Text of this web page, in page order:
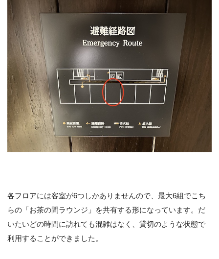
各フロアには客室が6つしかありませんので、最大6組でこち
らの「お茶の間ラウンジ」を共有する形になっています。だ
いたいどの時間に訪れても混雑はなく、貸切のような状態で
利用することができました。